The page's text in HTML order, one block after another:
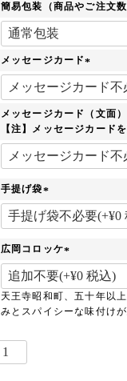
簡易包装（商品やご注文
メッセージカード
須
)
メッセージカード（文面）
【注】メッセージカード
手提げ袋
(
必
)
広岡コロッケ
必
須
)
天王寺昭和町、五十年以
みとスパイシーな味付けが